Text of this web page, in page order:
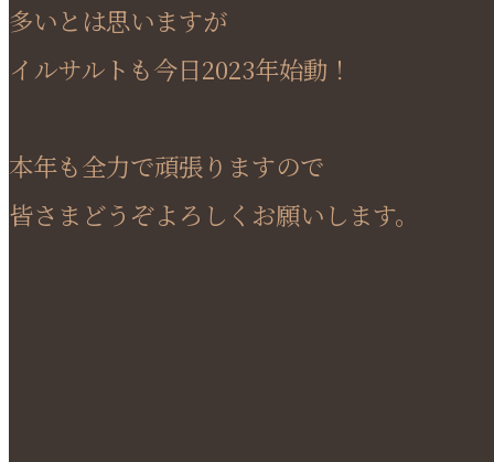
多いとは思いますが
イルサルトも今日2023年始動！
本年も全力で頑張りますので
皆さまどうぞよろしくお願いします。